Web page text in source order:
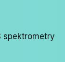
spektrometry